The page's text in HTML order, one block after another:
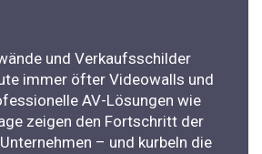
und Verkaufsschilder
immer öfter Videowalls und
AV-Lösungen wie
zeigen den Fortschritt der
– und kurbeln die